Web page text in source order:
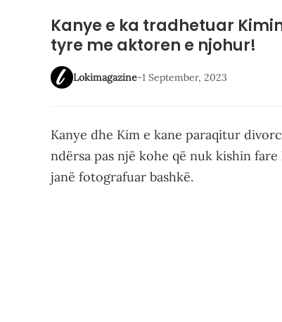
Kanye e ka tradhetuar
tyre me aktoren e njohur!
Lokimagazine-1 September, 2023
Kanye dhe Kim e kane paraqitur
ndërsa pas një kohe që nuk kishin
janë fotografuar bashkë.